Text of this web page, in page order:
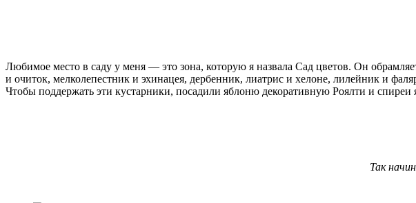
Любимое место в саду у меня — это зона, которую я назвала Сад цветов. Он
и очиток, мелколепестник и эхинацея, дербенник, лиатрис и хелоне, лилейник и
Чтобы поддержать эти кустарники, посадили яблоню декоративную Роялти и спиреи
Так